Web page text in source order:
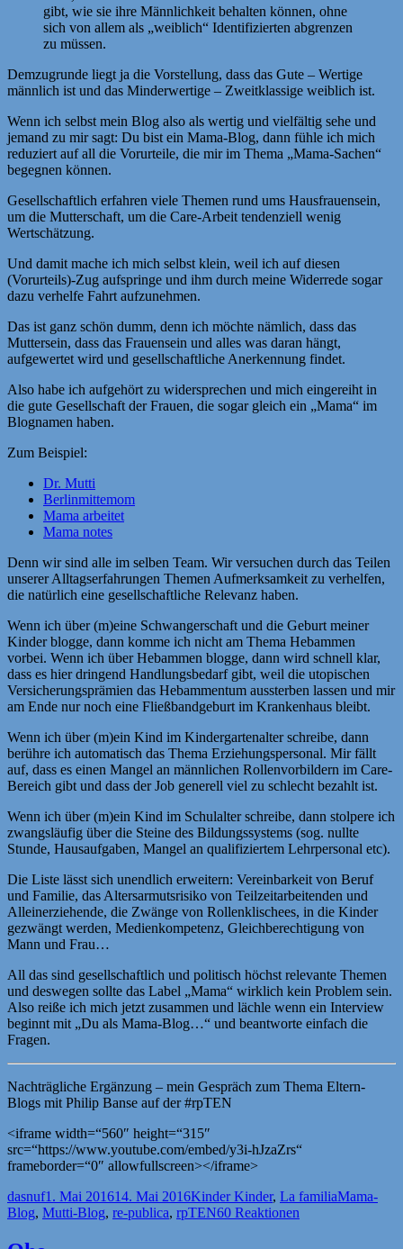
gibt, wie sie ihre Männlichkeit behalten können, ohne
sich von allem als „weiblich“ Identifizierten abgrenzen
zu müssen.
Demzugrunde liegt ja die Vorstellung, dass das Gute – Wertige
männlich ist und das Minderwertige – Zweitklassige weiblich ist.
Wenn ich selbst mein Blog also als wertig und vielfältig sehe und
jemand zu mir sagt: Du bist ein Mama-Blog, dann fühle ich mich
reduziert auf all die Vorurteile, die mir im Thema „Mama-Sachen“
begegnen können.
Gesellschaftlich erfahren viele Themen rund ums Hausfrauensein,
um die Mutterschaft, um die Care-Arbeit tendenziell wenig
Wertschätzung.
Und damit mache ich mich selbst klein, weil ich auf diesen
(Vorurteils)-Zug aufspringe und ihm durch meine Widerrede sogar
dazu verhelfe Fahrt aufzunehmen.
Das ist ganz schön dumm, denn ich möchte nämlich, dass das
Muttersein, dass das Frauensein und alles was daran hängt,
aufgewertet wird und gesellschaftliche Anerkennung findet.
Also habe ich aufgehört zu widersprechen und mich eingereiht in
die gute Gesellschaft der Frauen, die sogar gleich ein „Mama“ im
Blognamen haben.
Zum Beispiel:
Dr. Mutti
Berlinmittemom
Mama arbeitet
Mama notes
Denn wir sind alle im selben Team. Wir versuchen durch das Teilen
unserer Alltagserfahrungen Themen Aufmerksamkeit zu verhelfen,
die natürlich eine gesellschaftliche Relevanz haben.
Wenn ich über (m)eine Schwangerschaft und die Geburt meiner
Kinder blogge, dann komme ich nicht am Thema Hebammen
vorbei. Wenn ich über Hebammen blogge, dann wird schnell klar,
dass es hier dringend Handlungsbedarf gibt, weil die utopischen
Versicherungsprämien das Hebammentum aussterben lassen und mir
am Ende nur noch eine Fließbandgeburt im Krankenhaus bleibt.
Wenn ich über (m)ein Kind im Kindergartenalter schreibe, dann
berühre ich automatisch das Thema Erziehungspersonal. Mir fällt
auf, dass es einen Mangel an männlichen Rollenvorbildern im Care-
Bereich gibt und dass der Job generell viel zu schlecht bezahlt ist.
Wenn ich über (m)ein Kind im Schulalter schreibe, dann stolpere ich
zwangsläufig über die Steine des Bildungssystems (sog. nullte
Stunde, Hausaufgaben, Mangel an qualifiziertem Lehrpersonal etc).
Die Liste lässt sich unendlich erweitern: Vereinbarkeit von Beruf
und Familie, das Altersarmutsrisiko von Teilzeitarbeitenden und
Alleinerziehende, die Zwänge von Rollenklischees, in die Kinder
gezwängt werden, Medienkompetenz, Gleichberechtigung von
Mann und Frau…
All das sind gesellschaftlich und politisch höchst relevante Themen
und deswegen sollte das Label „Mama“ wirklich kein Problem sein.
Also reiße ich mich jetzt zusammen und lächle wenn ein Interview
beginnt mit „Du als Mama-Blog…“ und beantworte einfach die
Fragen.
Nachträgliche Ergänzung – mein Gespräch zum Thema Eltern-
Blogs mit Philip Banse auf der #rpTEN
<iframe width=“560″ height=“315″
src=“https://www.youtube.com/embed/y3i-hJzaZrs“
frameborder=“0″ allowfullscreen></iframe>
Autor
dasnufVeröffentlicht
am
1. Mai 201614. Mai 2016Kategorien
Kinder Kinder, La familiaMama-
Blog, Mutti-Blog, re-publica, rpTEN60 Reaktionen